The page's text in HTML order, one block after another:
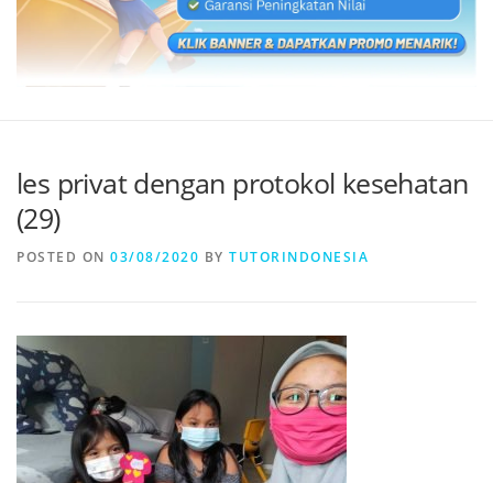
les privat dengan protokol kesehatan
(29)
POSTED ON 03/08/2020 BY TUTORINDONESIA